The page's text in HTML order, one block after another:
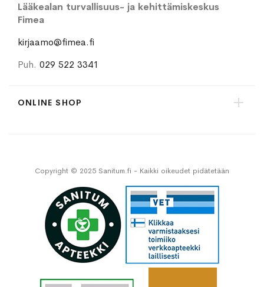
Lääkealan turvallisuus- ja kehittämiskeskus
Fimea
kirjaamo@fimea.fi
Puh. 029 522 3341
ONLINE SHOP
Copyright © 2025 Sanitum.fi - Kaikki oikeudet pidätetään